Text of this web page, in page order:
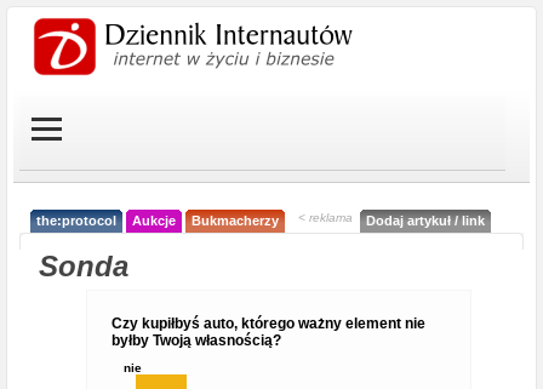
the:protocol Aukcje Bukmacherzy < reklama Dodaj artykuł / link
Sonda
Czy kupiłbyś auto, którego ważny element nie
byłby Twoją własnością?
nie